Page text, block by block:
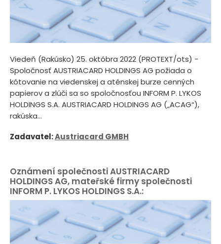
Viedeň (Rakúsko) 25. októbra 2022 (PROTEXT/ots) -
Spoločnosť AUSTRIACARD HOLDINGS AG požiada o
kótovanie na viedenskej a aténskej burze cenných
papierov a zlúči sa so spoločnosťou INFORM P. LYKOS
HOLDINGS S.A. AUSTRIACARD HOLDINGS AG („ACAG“),
rakúska...
Zadavatel:Austriacard GMBH
Oznámení společnosti AUSTRIACARD
HOLDINGS AG, mateřské firmy společnosti
INFORM P. LYKOS HOLDINGS S.A.: